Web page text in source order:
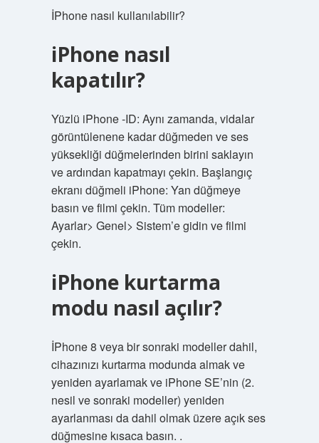
İPhone nasıl kullanılabilir?
iPhone nasıl
kapatılır?
Yüzlü iPhone -ID: Aynı zamanda, vidalar
görüntülenene kadar düğmeden ve ses
yüksekliği düğmelerinden birini saklayın
ve ardından kapatmayı çekin. Başlangıç
ekranı düğmeli iPhone: Yan düğmeye
basın ve filmi çekin. Tüm modeller:
Ayarlar> Genel> Sistem’e gidin ve filmi
çekin.
iPhone kurtarma
modu nasıl açılır?
İPhone 8 veya bir sonraki modeller dahil,
cihazınızı kurtarma modunda almak ve
yeniden ayarlamak ve iPhone SE’nin (2.
nesil ve sonraki modeller) yeniden
ayarlanması da dahil olmak üzere açık ses
düğmesine kısaca basın. .